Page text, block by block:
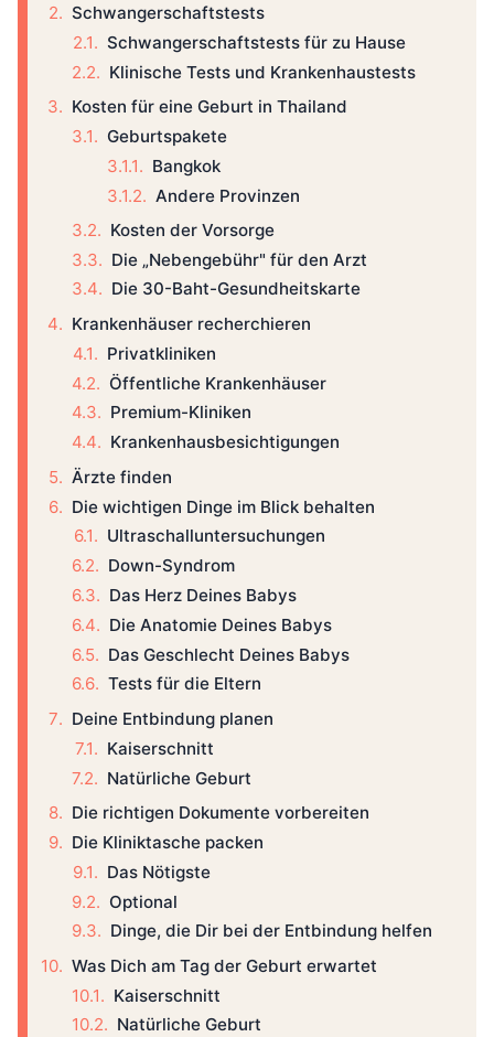
Schwangerschaftstests
Schwangerschaftstests für zu Hause
Klinische Tests und Krankenhaustests
Kosten für eine Geburt in Thailand
Geburtspakete
Bangkok
Andere Provinzen
Kosten der Vorsorge
Die „Nebengebühr" für den Arzt
Die 30-Baht-Gesundheitskarte
Krankenhäuser recherchieren
Privatkliniken
Öffentliche Krankenhäuser
Premium-Kliniken
Krankenhausbesichtigungen
Ärzte finden
Die wichtigen Dinge im Blick behalten
Ultraschalluntersuchungen
Down-Syndrom
Das Herz Deines Babys
Die Anatomie Deines Babys
Das Geschlecht Deines Babys
Tests für die Eltern
Deine Entbindung planen
Kaiserschnitt
Natürliche Geburt
Die richtigen Dokumente vorbereiten
Die Kliniktasche packen
Das Nötigste
Optional
Dinge, die Dir bei der Entbindung helfen
Was Dich am Tag der Geburt erwartet
Kaiserschnitt
Natürliche Geburt